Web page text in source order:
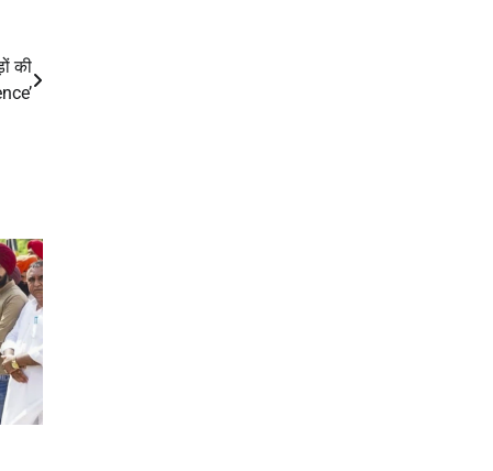
की